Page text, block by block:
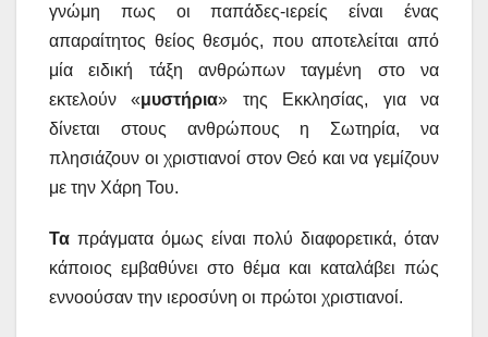
γνώμη πως οι παπάδες-ιερείς είναι ένας
απαραίτητος θείος θεσμός, που αποτελείται από
μία ειδική τάξη ανθρώπων ταγμένη στο να
εκτελούν «μυστήρια» της Εκκλησίας, για να
δίνεται στους ανθρώπους η Σωτηρία, να
πλησιάζουν οι χριστιανοί στον Θεό και να γεμίζουν
με την Χάρη Του.
Τα πράγματα όμως είναι πολύ διαφορετικά, όταν
κάποιος εμβαθύνει στο θέμα και καταλάβει πώς
εννοούσαν την ιεροσύνη οι πρώτοι χριστιανοί.